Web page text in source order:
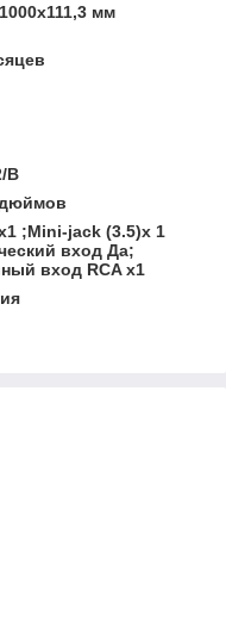
мм
B
;Mini-jack (3.5)х 1
вход Да;
вход RCA х1